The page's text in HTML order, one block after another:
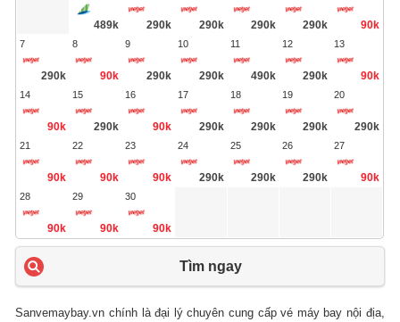
489k 290k 290k 290k 290k 90k
7
290k
8
90k
9
290k
10
290k
11
490k
12
290k
13
90k
14
90k
15
290k
16
90k
17
290k
18
290k
19
290k
20
290k
21
90k
22
90k
23
90k
24
290k
25
290k
26
290k
27
90k
28
90k
29
90k
30
90k
Tìm ngay
Sanvemaybay.vn chính là đại lý chuyên cung cấp vé máy bay nội địa,